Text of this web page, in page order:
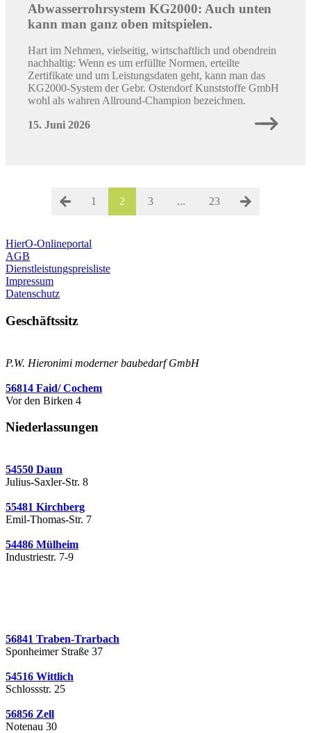
Abwasserrohrsystem KG2000: Auch unten
kann man ganz oben mitspielen.
Hart im Nehmen, vielseitig, wirtschaftlich und obendrein
nachhaltig: Wenn es um erfüllte Normen, erteilte
Zertifikate und um Leistungsdaten geht, kann man das
KG2000-System der Gebr. Ostendorf Kunststoffe GmbH
wohl als wahren Allround-Champion bezeichnen.
15. Juni 2026
1 2 3 ... 23
HierO-Onlineportal
AGB
Dienstleistungspreisliste
Impressum
Datenschutz
Geschäftssitz
P.W. Hieronimi moderner baubedarf GmbH
56814 Faid/ Cochem
Vor den Birken 4
Niederlassungen
54550 Daun
Julius-Saxler-Str. 8
55481 Kirchberg
Emil-Thomas-Str. 7
54486 Mülheim
Industriestr. 7-9
56841 Traben-Trarbach
Sponheimer Straße 37
54516 Wittlich
Schlossstr. 25
56856 Zell
Notenau 30